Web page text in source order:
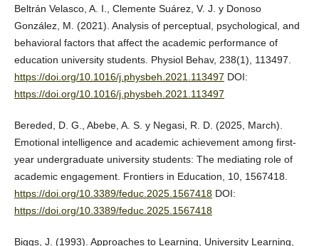
Beltrán Velasco, A. I., Clemente Suárez, V. J. y Donoso
González, M. (2021). Analysis of perceptual, psychological, and
behavioral factors that affect the academic performance of
education university students. Physiol Behav, 238(1), 113497.
https://doi.org/10.1016/j.physbeh.2021.113497 DOI:
https://doi.org/10.1016/j.physbeh.2021.113497
Bereded, D. G., Abebe, A. S. y Negasi, R. D. (2025, March).
Emotional intelligence and academic achievement among first-
year undergraduate university students: The mediating role of
academic engagement. Frontiers in Education, 10, 1567418.
https://doi.org/10.3389/feduc.2025.1567418DOI:
https://doi.org/10.3389/feduc.2025.1567418
Biggs, J. (1993). Approaches to Learning, University Learning,